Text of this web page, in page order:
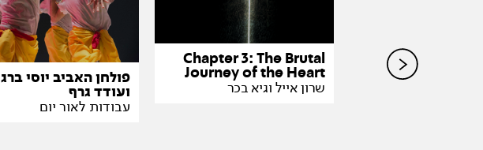
Chapter 3: The Brutal
Journey of the Heart
שרון אייל וגיא בכר פולחן האביב יוסי ברג
ועודד גרף
עבודות לאור יום